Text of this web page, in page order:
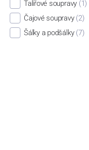
Talířové soupravy (1)
Čajové soupravy (2)
Šálky a podšálky (7)